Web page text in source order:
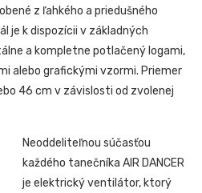
z ľahkého a priedušného
je k dispozícii v základných
a kompletne potlačený logami,
alebo grafickými vzormi. Priemer
46 cm v závislosti od zvolenej
Neoddeliteľnou súčasťou
každého tanečníka AIR DANCER
je elektrický ventilátor, ktorý